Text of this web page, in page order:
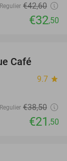
Regulier €42,60
€32,50
Café
9.7 star
Regulier €38,50
€21 ,50